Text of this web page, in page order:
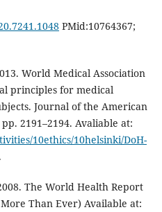
PMid:10764367;
World Medical Association
principles for medical
Journal of the American
2191–2194. Avaliable at:
10ethics/10helsinki/DoH-
The World Health Report
Than Ever) Available at: